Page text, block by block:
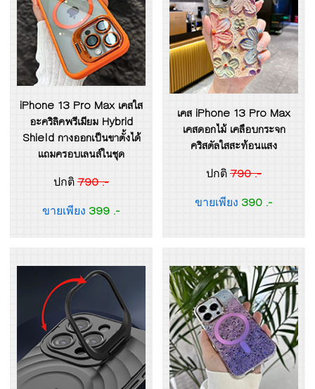
iPhone 13 Pro Max เคสใส
อะคริลิคพรีเมียม Hybrid
Shield กางออกเป็นขาตั้งได้
แถมครอบเลนส์ในชุด
ปกติ 790 .-
ขายเพียง 399 .-
เคส iPhone 13 Pro Max
เคสดอกไม้ เคลือบกระจก
คริสตัลใสสะท้อนแสง
ปกติ 790 .-
ขายเพียง 390 .-